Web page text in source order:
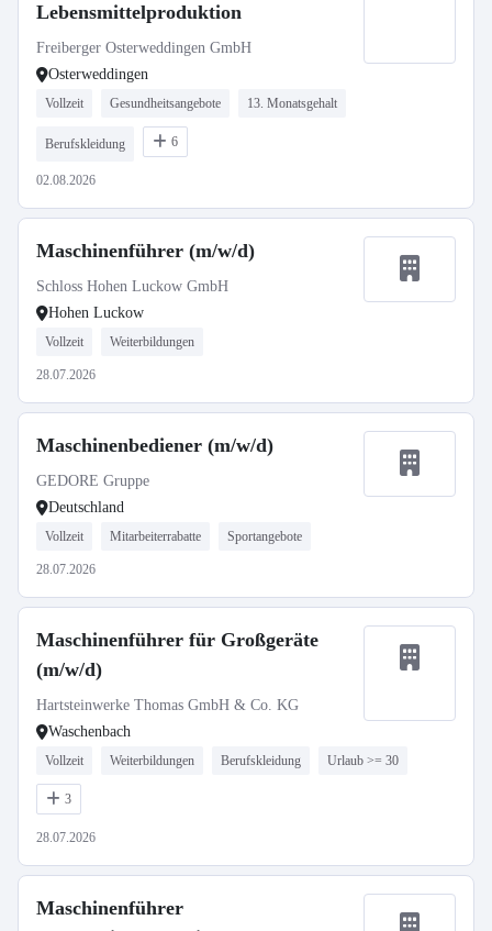
Lebensmittelproduktion
Freiberger Osterweddingen GmbH
Osterweddingen
Vollzeit Gesundheitsangebote 13. Monatsgehalt
Berufskleidung 6
02.08.2026
Maschinenführer (m/w/d)
Schloss Hohen Luckow GmbH
Hohen Luckow
Vollzeit Weiterbildungen
28.07.2026
Maschinenbediener (m/w/d)
GEDORE Gruppe
Deutschland
Vollzeit Mitarbeiterrabatte Sportangebote
28.07.2026
Maschinenführer für Großgeräte
(m/w/d)
Hartsteinwerke Thomas GmbH & Co. KG
Waschenbach
Vollzeit Weiterbildungen Berufskleidung Urlaub >= 30
3
28.07.2026
Maschinenführer